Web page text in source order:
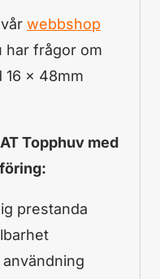
webbshop
har frågor om
16 x 48mm
Topphuv med
prestanda